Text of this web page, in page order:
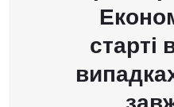
старті